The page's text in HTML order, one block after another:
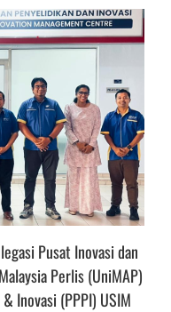
Pusat Inovasi dan
Perlis (UniMAP)
Inovasi (PPPI) USIM